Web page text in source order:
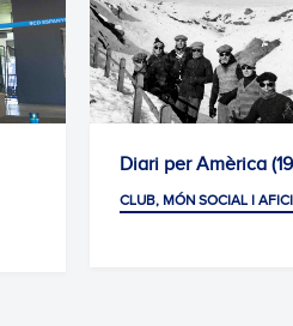
Diari per Amèrica (1926-2026)
CLUB, MÓN SOCIAL I AFICIÓ 08/08/2026